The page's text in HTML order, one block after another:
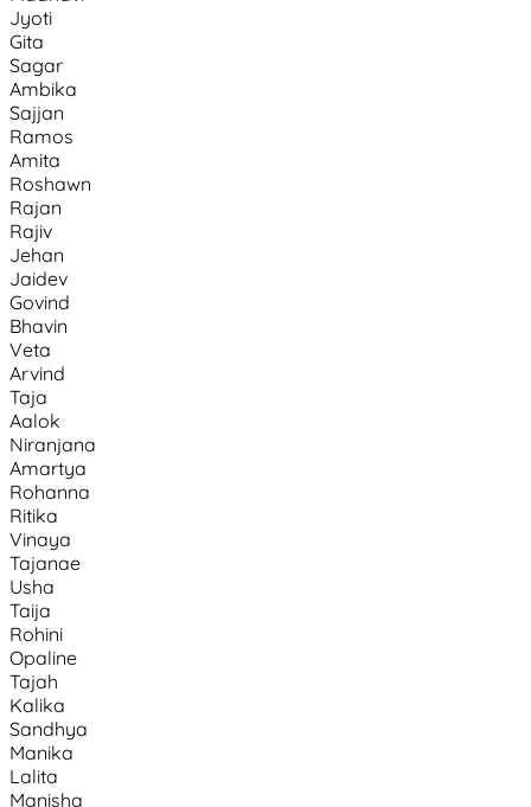
Jyoti
Gita
Sagar
Ambika
Sajjan
Ramos
Amita
Roshawn
Rajan
Rajiv
Jehan
Jaidev
Govind
Bhavin
Veta
Arvind
Taja
Aalok
Niranjana
Amartya
Rohanna
Ritika
Vinaya
Tajanae
Usha
Taija
Rohini
Opaline
Tajah
Kalika
Sandhya
Manika
Lalita
Manisha